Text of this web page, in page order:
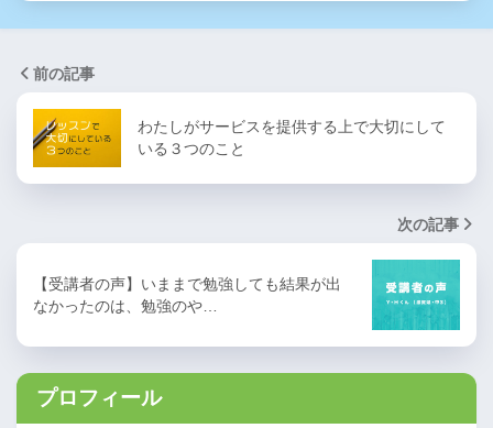
前の記事
わたしがサービスを提供する上で大切にして
いる３つのこと
次の記事
【受講者の声】いままで勉強しても結果が出
なかったのは、勉強のや…
プロフィール